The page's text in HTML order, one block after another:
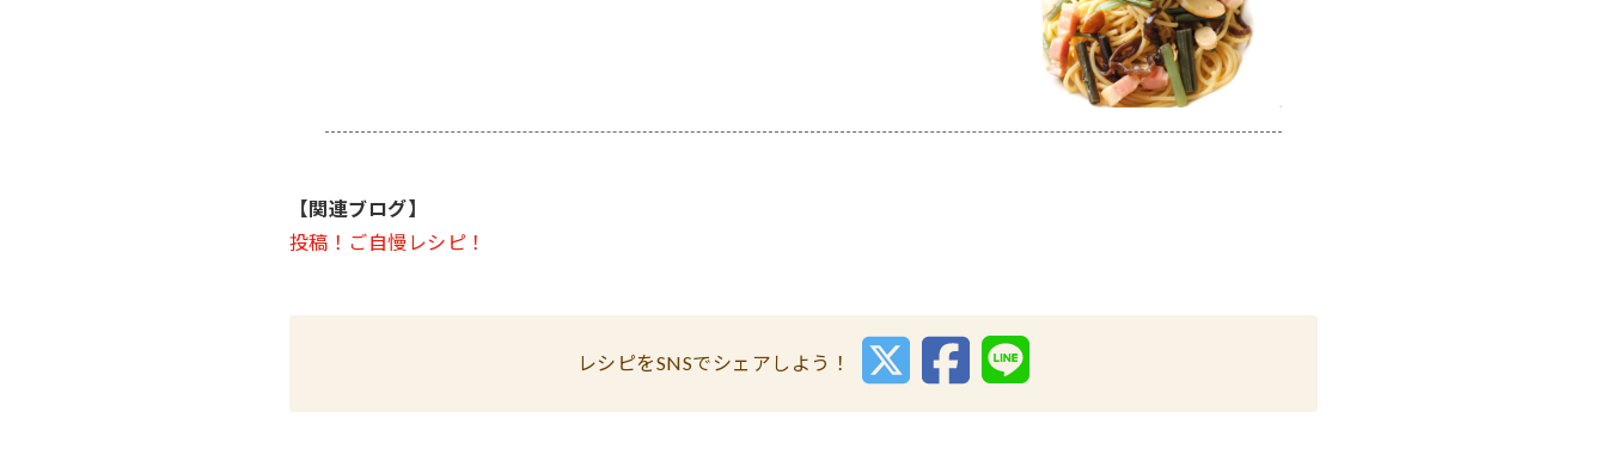
【関連ブログ】
投稿！ご自慢レシピ！
レシピをSNSでシェアしよう！